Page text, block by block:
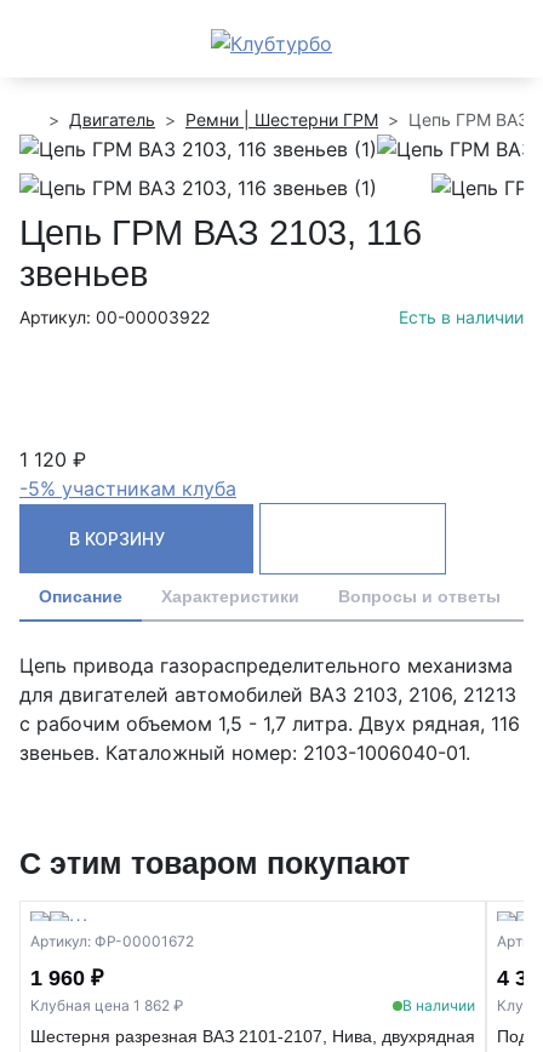
Двигатель Ремни | Шестерни ГРМ Цепь ГРМ ВАЗ
Цепь ГРМ ВАЗ 2103, 116
звеньев
Артикул: 00-00003922 Есть в наличии
1 120 ₽
-5% участникам клуба
В КОРЗИНУ
Описание Характеристики Вопросы и ответы
Цепь привода газораспределительного механизма
для двигателей автомобилей ВАЗ 2103, 2106, 21213
с рабочим объемом 1,5 - 1,7 литра. Двух рядная, 116
звеньев. Каталожный номер: 2103-1006040-01.
С этим товаром покупают
Артикул: ФР-00001672
1 960 ₽
Клубная цена 1 862 ₽ В наличии
Шестерня разрезная ВАЗ 2101-2107, Нива, двухрядная
4